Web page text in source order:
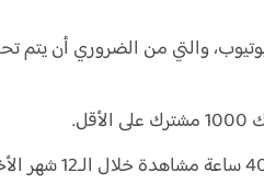
والتي من الضروري أن يتم